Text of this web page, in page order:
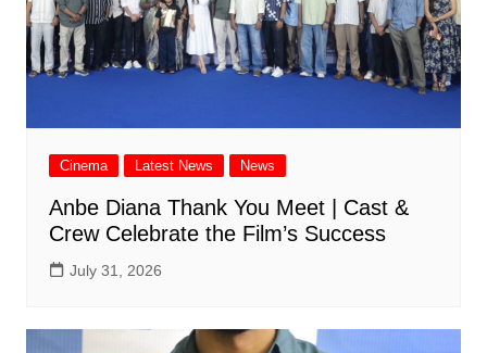
Cinema Latest News News
Anbe Diana Thank You Meet | Cast &
Crew Celebrate the Film’s Success
July 31, 2026